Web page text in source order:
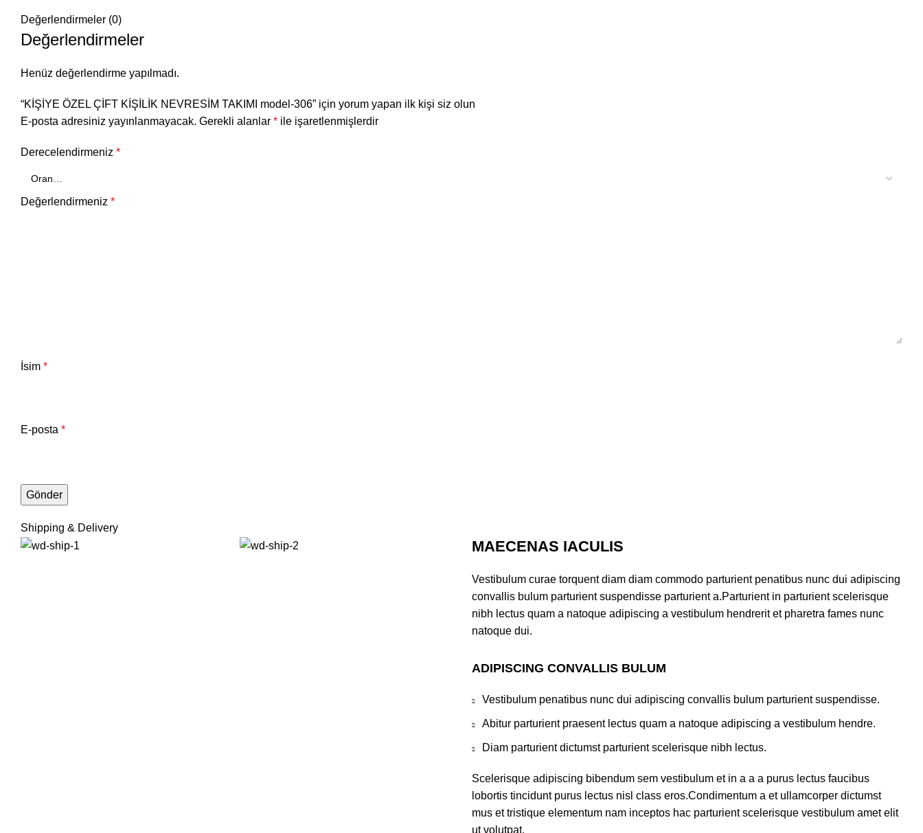
Değerlendirmeler (0)
Değerlendirmeler
Henüz değerlendirme yapılmadı.
“KİŞİYE ÖZEL ÇİFT KİŞİLİK NEVRESİM TAKIMI model-306” için yorum yapan ilk kişi siz olun
E-posta adresiniz yayınlanmayacak. Gerekli alanlar * ile işaretlenmişlerdir
Derecelendirmeniz *
Değerlendirmeniz *
İsim *
E-posta *
Shipping & Delivery
MAECENAS IACULIS
Vestibulum curae torquent diam diam commodo parturient penatibus nunc dui adipiscing
convallis bulum parturient suspendisse parturient a.Parturient in parturient scelerisque
nibh lectus quam a natoque adipiscing a vestibulum hendrerit et pharetra fames nunc
natoque dui.
ADIPISCING CONVALLIS BULUM
Vestibulum penatibus nunc dui adipiscing convallis bulum parturient suspendisse.
Abitur parturient praesent lectus quam a natoque adipiscing a vestibulum hendre.
Diam parturient dictumst parturient scelerisque nibh lectus.
Scelerisque adipiscing bibendum sem vestibulum et in a a a purus lectus faucibus
lobortis tincidunt purus lectus nisl class eros.Condimentum a et ullamcorper dictumst
mus et tristique elementum nam inceptos hac parturient scelerisque vestibulum amet elit
ut volutpat.